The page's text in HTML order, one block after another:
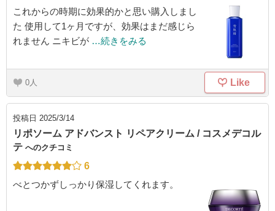
これからの時期に効果的かと思い購入しまし
た 使用して1ヶ月ですが、効果はまだ感じら
れません ニキビが …続きをみる
0 Like
投稿日 2025/3/14
リポソーム アドバンスト リペアクリーム / コスメデコル
テ へのクチコミ
6
べとつかずしっかり保湿してくれます。